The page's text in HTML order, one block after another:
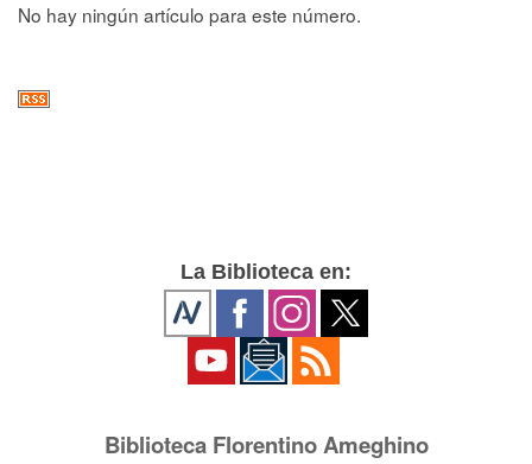
No hay ningún artículo para este número.
La Biblioteca en:
Biblioteca Florentino Ameghino